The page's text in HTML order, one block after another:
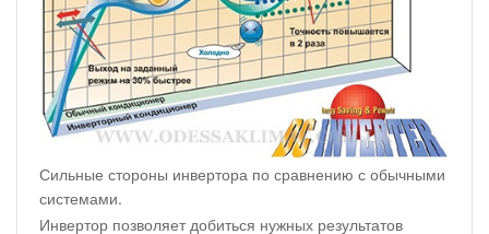
Сильные стороны инвертора по сравнению с обычными
системами.
Инвертор позволяет добиться нужных результатов